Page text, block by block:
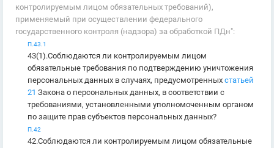
контролируемым лицом обязательных требований),
применяемый при осуществлении федерального
государственного контроля (надзора) за обработкой ПДн":
П.43.1
43(1).Соблюдаются ли контролируемым лицом
обязательные требования по подтверждению уничтожения
персональных данных в случаях, предусмотренных статьей
21 Закона о персональных данных, в соответствии с
требованиями, установленными уполномоченным органом
по защите прав субъектов персональных данных?
П.42
42.Соблюдаются ли контролируемым лицом обязательные